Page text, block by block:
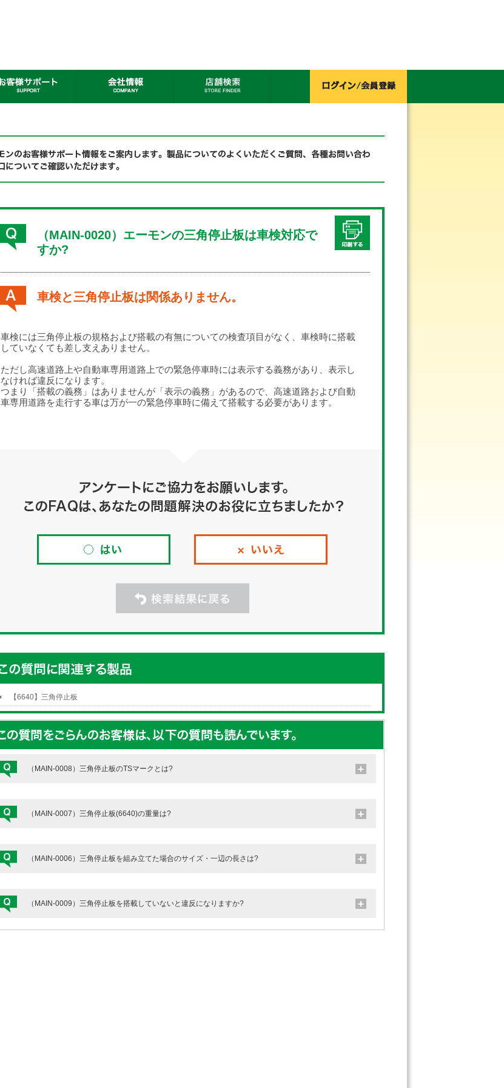
（MAIN-0020）エーモンの三角停止板は車検対応で
すか?
車検と三角停止板は関係ありません。
車検には三角停止板の規格および搭載の有無についての検査項目がなく、車検時に搭載
していなくても差し支えありません。
ただし高速道路上や自動車専用道路上での緊急停車時には表示する義務があり、表示し
なければ違反になります。
つまり「搭載の義務」はありませんが「表示の義務」があるので、高速道路および自動
車専用道路を走行する車は万が一の緊急停車時に備えて搭載する必要があります。
【6640】三角停止板
（MAIN-0008）三角停止板のTSマークとは?
（MAIN-0007）三角停止板(6640)の重量は?
（MAIN-0006）三角停止板を組み立てた場合のサイズ・一辺の長さは?
（MAIN-0009）三角停止板を搭載していないと違反になりますか?